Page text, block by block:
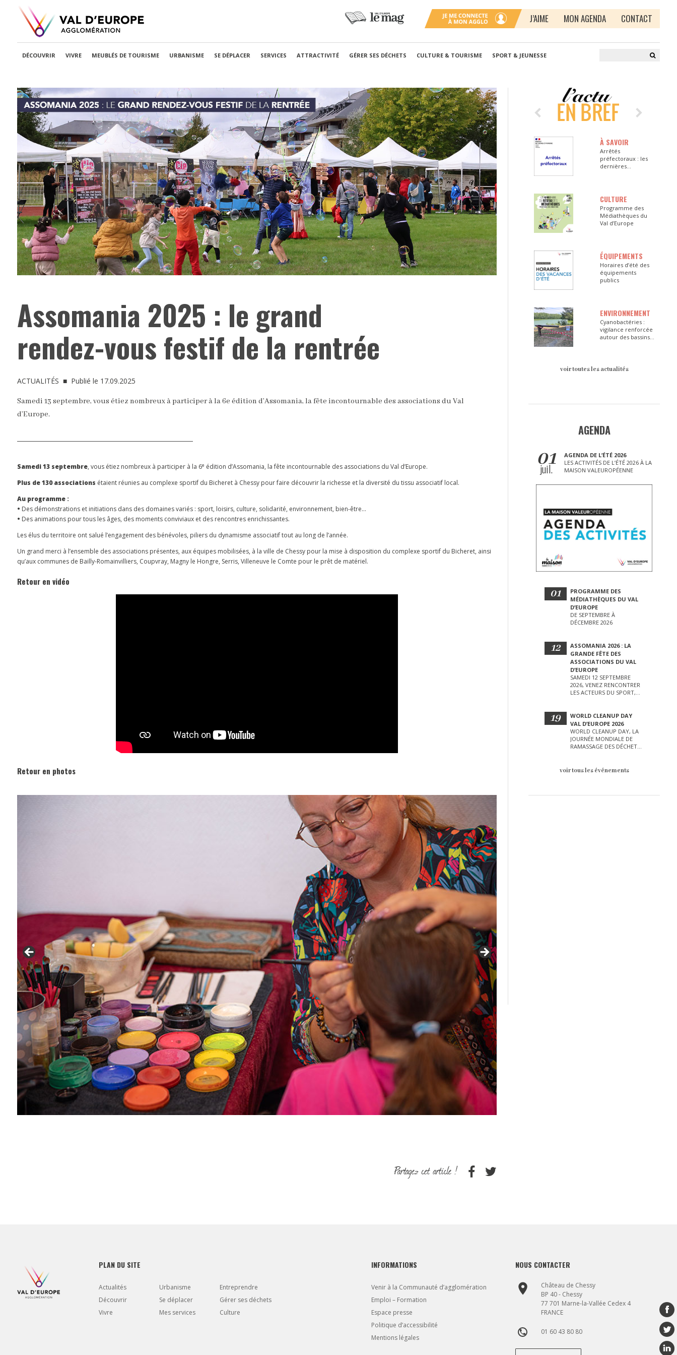
J’AIME MON AGENDA CONTACT
DÉCOUVRIR VIVRE MEUBLÉS DE TOURISME URBANISME SE DÉPLACER SERVICES ATTRACTIVITÉ GÉRER SES DÉCHETS CULTURE & TOURISME SPORT & JEUNESSE
Assomania 2025 : le grand
rendez-vous festif de la rentrée
ACTUALITÉS ■ Publié le 17.09.2025
Samedi 13 septembre, vous étiez nombreux à participer à la 6e édition d’Assomania, la fête incontournable des associations du Val
d’Europe.
Samedi 13 septembre, vous étiez nombreux à participer à la 6e édition d’Assomania, la fête incontournable des associations du Val d’Europe.
Plus de 130 associations étaient réunies au complexe sportif du Bicheret à Chessy pour faire découvrir la richesse et la diversité du tissu associatif local.
Au programme :
• Des démonstrations et initiations dans des domaines variés : sport, loisirs, culture, solidarité, environnement, bien-être…
• Des animations pour tous les âges, des moments conviviaux et des rencontres enrichissantes.
Les élus du territoire ont salué l’engagement des bénévoles, piliers du dynamisme associatif tout au long de l’année.
Un grand merci à l’ensemble des associations présentes, aux équipes mobilisées, à la ville de Chessy pour la mise à disposition du complexe sportif du Bicheret, ainsi
qu’aux communes de Bailly-Romainvilliers, Coupvray, Magny le Hongre, Serris, Villeneuve le Comte pour le prêt de matériel.
Retour en vidéo
Retour en photos
À SAVOIR
Arrêtés
préfectoraux : les
dernières
CULTURE
Programme des
Médiathèques du
Val d’Europe
ÉQUIPEMENTS
Horaires d’été des
équipements
publics
ENVIRONNEMENT
Cyanobactéries :
vigilance renforcée
autour des bassins
voir toutes les actualités
AGENDA
01
juil.
AGENDA DE L’ÉTÉ 2026
LES ACTIVITÉS DE L’ÉTÉ 2026 À LA
MAISON VALEUROPÉENNE
01
PROGRAMME DES
MÉDIATHÈQUES DU VAL
D’EUROPE
DE SEPTEMBRE À
DÉCEMBRE 2026
12
ASSOMANIA 2026 : LA
GRANDE FÊTE DES
ASSOCIATIONS DU VAL
D’EUROPE
SAMEDI 12 SEPTEMBRE
2026, VENEZ RENCONTRER
LES ACTEURS DU SPORT,
D’AUTRES LORS DE CETTE
JOURNÉE EXCEPTIONNELLE.
19
WORLD CLEANUP DAY
VAL D’EUROPE 2026
WORLD CLEANUP DAY, LA
JOURNÉE MONDIALE DE
RAMASSAGE DES DÉCHETS
D’EUROPE !
voir tous les événements
PLAN DU SITE
Actualités
Découvrir
Vivre
Urbanisme
Se déplacer
Mes services
Entreprendre
Gérer ses déchets
Culture
INFORMATIONS
Venir à la Communauté d’agglomération
Emploi – Formation
Espace presse
Politique d’accessibilité
Mentions légales
NOUS CONTACTER
place
Château de Chessy
BP 40 - Chessy
77 701 Marne-la-Vallée Cedex 4
FRANCE
phone 01 60 43 80 80